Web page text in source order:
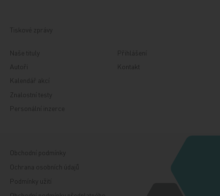
Tiskové zprávy
Naše tituly
Autoři
Kalendář akcí
Znalostní testy
Personální inzerce
Přihlášení
Kontakt
Obchodní podmínky
Ochrana osobních údajů
Podmínky užití